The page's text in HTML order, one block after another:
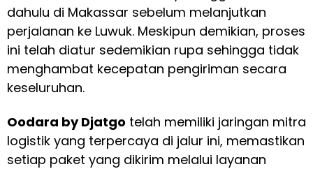
dahulu di Makassar sebelum melanjutkan
perjalanan ke Luwuk. Meskipun demikian, proses
ini telah diatur sedemikian rupa sehingga tidak
menghambat kecepatan pengiriman secara
keseluruhan.
Oodara by Djatgo telah memiliki jaringan mitra
logistik yang terpercaya di jalur ini, memastikan
setiap paket yang dikirim melalui layanan